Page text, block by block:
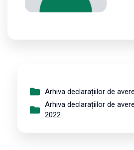
Arhiva declarațiilor de
Arhiva declarațiilor de
2022